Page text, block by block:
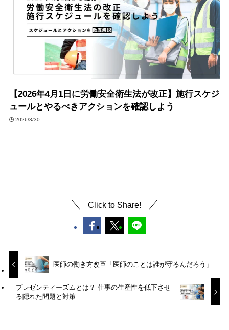
【2026年4月1日に労働安全衛生法が改正】施行スケジ
ュールとやるべきアクションを確認しよう
2026/3/30
Click to Share!
医師の働き方改革「医師のことは誰が守るんだろう」
プレゼンティーズムとは？ 仕事の生産性を低下させ
る隠れた問題と対策